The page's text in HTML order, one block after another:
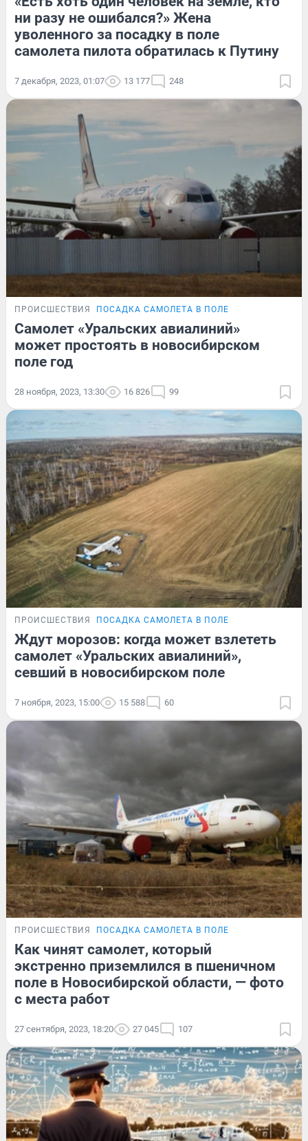
ни разу не ошибался?» Жена
уволенного за посадку в поле
самолета пилота обратилась к Путину
7 декабря, 2023, 01:07 13 177 248
ПРОИСШЕСТВИЯ ПОСАДКА САМОЛЕТА В ПОЛЕ
Самолет «Уральских авиалиний»
может простоять в новосибирском
поле год
28 ноября, 2023, 13:30 16 826 99
ПРОИСШЕСТВИЯ ПОСАДКА САМОЛЕТА В ПОЛЕ
Ждут морозов: когда может взлететь
самолет «Уральских авиалиний»,
севший в новосибирском поле
7 ноября, 2023, 15:00 15 588 60
ПРОИСШЕСТВИЯ ПОСАДКА САМОЛЕТА В ПОЛЕ
Как чинят самолет, который
экстренно приземлился в пшеничном
поле в Новосибирской области, — фото
с места работ
27 сентября, 2023, 18:20 27 045 107